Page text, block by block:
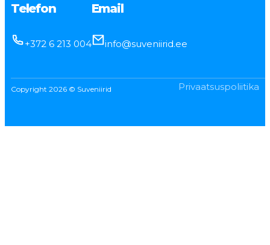
Telefon
+372 6 213 004
Email
info@suveniirid.ee
Copyright 2026 © Suveniirid Privaatsuspoliitika